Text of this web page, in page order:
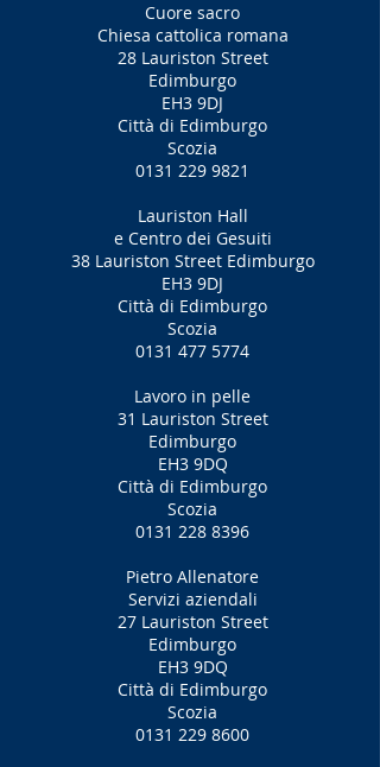
Cuore sacro
Chiesa cattolica romana
28 Lauriston Street
Edimburgo
EH3 9DJ
Città di Edimburgo
Scozia
0131 229 9821
Lauriston Hall
e Centro dei Gesuiti
38 Lauriston Street Edimburgo
EH3 9DJ
Città di Edimburgo
Scozia
0131 477 5774
Lavoro in pelle
31 Lauriston Street
Edimburgo
EH3 9DQ
Città di Edimburgo
Scozia
0131 228 8396
Pietro Allenatore
Servizi aziendali
27 Lauriston Street
Edimburgo
EH3 9DQ
Città di Edimburgo
Scozia
0131 229 8600